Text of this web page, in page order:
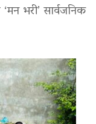
भरी’ सार्वजनिक